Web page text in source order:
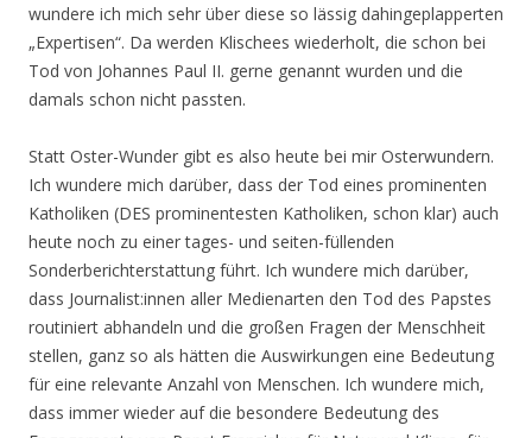
wundere ich mich sehr über diese so lässig dahingeplapperten
„Expertisen“. Da werden Klischees wiederholt, die schon bei
Tod von Johannes Paul II. gerne genannt wurden und die
damals schon nicht passten.
Statt Oster-Wunder gibt es also heute bei mir Osterwundern.
Ich wundere mich darüber, dass der Tod eines prominenten
Katholiken (DES prominentesten Katholiken, schon klar) auch
heute noch zu einer tages- und seiten-füllenden
Sonderberichterstattung führt. Ich wundere mich darüber,
dass Journalist:innen aller Medienarten den Tod des Papstes
routiniert abhandeln und die großen Fragen der Menschheit
stellen, ganz so als hätten die Auswirkungen eine Bedeutung
für eine relevante Anzahl von Menschen. Ich wundere mich,
dass immer wieder auf die besondere Bedeutung des